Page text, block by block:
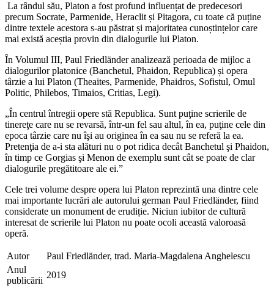
La rândul său, Platon a fost profund influențat de predecesori
precum Socrate, Parmenide, Heraclit și Pitagora, cu toate că puține
dintre textele acestora s-au păstrat și majoritatea cunoștințelor care
mai există aceștia provin din dialogurile lui Platon.
În Volumul III, Paul Friedländer analizează perioada de mijloc a
dialogurilor platonice (Banchetul, Phaidon, Republica) și opera
târzie a lui Platon (Theaites, Parmenide, Phaidros, Sofistul, Omul
Politic, Philebos, Timaios, Critias, Legi).
„În centrul întregii opere stă Republica. Sunt puţine scrierile de
tinereţe care nu se revarsă, într‑un fel sau altul, în ea, puţine cele din
epoca târzie care nu îşi au originea în ea sau nu se referă la ea.
Pretenţia de a‑i sta alături nu o pot ridica decât Banchetul şi Phaidon,
în timp ce Gorgias şi Menon de exemplu sunt cât se poate de clar
dialogurile pregătitoare ale ei.”
Cele trei volume despre opera lui Platon reprezintă una dintre cele
mai importante lucrări ale autorului german Paul Friedländer, fiind
considerate un monument de erudiție. Niciun iubitor de cultură
interesat de scrierile lui Platon nu poate ocoli această valoroasă
operă.
Autor
Paul Friedländer, trad. Maria-Magdalena Anghelescu
Anul
publicării
2019